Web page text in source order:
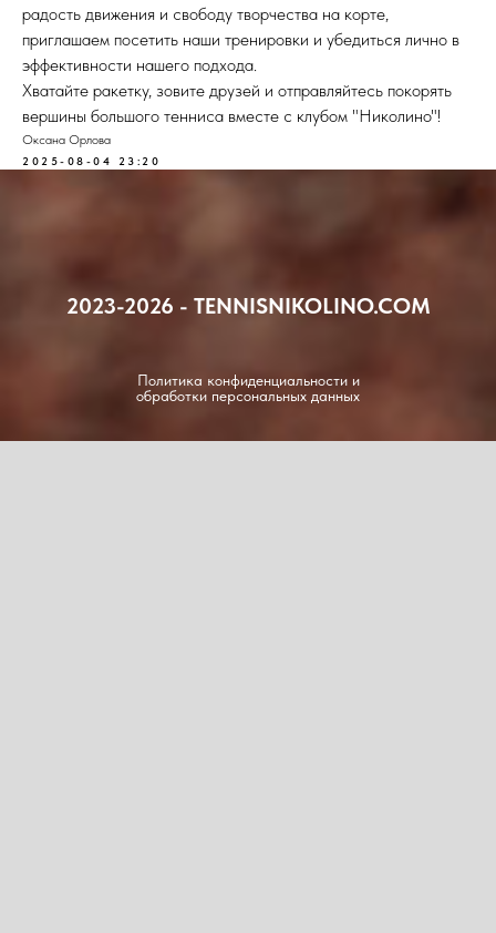
радость движения и свободу творчества на корте,
приглашаем посетить наши тренировки и убедиться лично в
эффективности нашего подхода.
Хватайте ракетку, зовите друзей и отправляйтесь покорять
вершины большого тенниса вместе с клубом "Николино"!
Оксана Орлова
2025-08-04 23:20
2023-2026 - TENNISNIKOLINO.COM
Политика конфиденциальности и
обработки персональных данных